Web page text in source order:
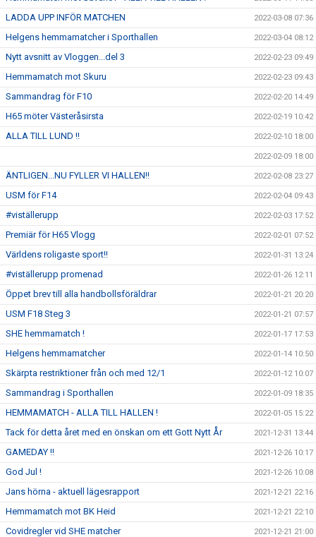
LADDA UPP INFÖR MATCHEN 2022-03-08 07:36
Helgens hemmamatcher i Sporthallen 2022-03-04 08:12
Nytt avsnitt av Vloggen...del 3 2022-02-23 09:49
Hemmamatch mot Skuru 2022-02-23 09:43
Sammandrag för F10 2022-02-20 14:49
H65 möter Västeråsirsta 2022-02-19 10:42
ALLA TILL LUND !! 2022-02-10 18:00
2022-02-09 18:00
ÄNTLIGEN...NU FYLLER VI HALLEN!! 2022-02-08 23:27
USM för F14 2022-02-04 09:43
#viställerupp 2022-02-03 17:52
Premiär för H65 Vlogg 2022-02-01 07:52
Världens roligaste sport!! 2022-01-31 13:24
#viställerupp promenad 2022-01-26 12:11
Öppet brev till alla handbollsföräldrar 2022-01-21 20:20
USM F18 Steg 3 2022-01-21 07:57
SHE hemmamatch ! 2022-01-17 17:53
Helgens hemmamatcher 2022-01-14 10:50
Skärpta restriktioner från och med 12/1 2022-01-12 10:07
Sammandrag i Sporthallen 2022-01-09 18:35
HEMMAMATCH - ALLA TILL HALLEN ! 2022-01-05 15:22
Tack för detta året med en önskan om ett Gott Nytt År 2021-12-31 13:44
GAMEDAY !! 2021-12-26 10:17
God Jul ! 2021-12-26 10:08
Jans hörna - aktuell lägesrapport 2021-12-21 22:16
Hemmamatch mot BK Heid 2021-12-21 22:10
Covidregler vid SHE matcher 2021-12-21 21:00